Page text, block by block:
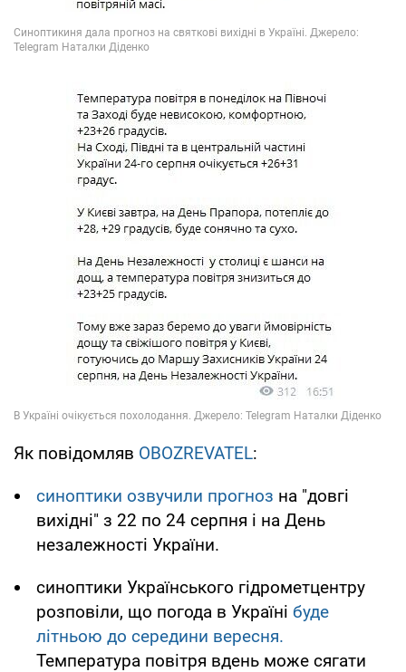
Як повідомляв OBOZREVATEL:
синоптики озвучили прогноз на "довгі
вихідні" з 22 по 24 серпня і на День
незалежності України.
синоптики Українського гідрометцентру
розповіли, що погода в Україні буде
літньою до середини вересня.
Температура повітря вдень може сягати